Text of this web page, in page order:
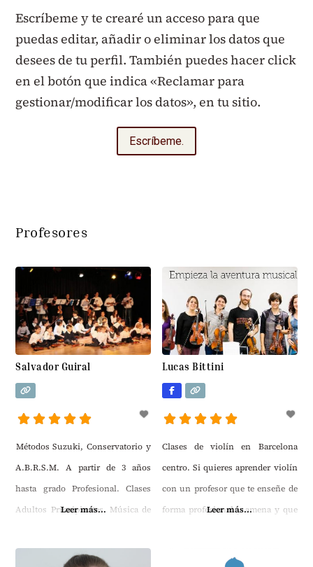
Escríbeme y te crearé un acceso para que
puedas editar, añadir o eliminar los datos que
desees de tu perfil. También puedes hacer click
en el botón que indica «Reclamar para
gestionar/modificar los datos», en tu sitio.
Escríbeme.
Profesores
Salvador Guiral
Métodos Suzuki, Conservatorio y
A.B.R.S.M. A partir de 3 años
hasta grado Profesional. Clases
Adultos Principiantes. Música de
Conciertos de Navidad y Fin de
Leer más...
Lucas Bittini
Clases de violín en Barcelona
centro. Si quieres aprender violín
con un profesor que te enseñe de
forma profesional y amena y que
Leer más...